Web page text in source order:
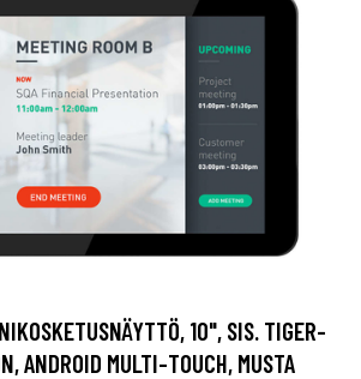
10", SIS. TIGER-
ANDROID MULTI-TOUCH, MUSTA